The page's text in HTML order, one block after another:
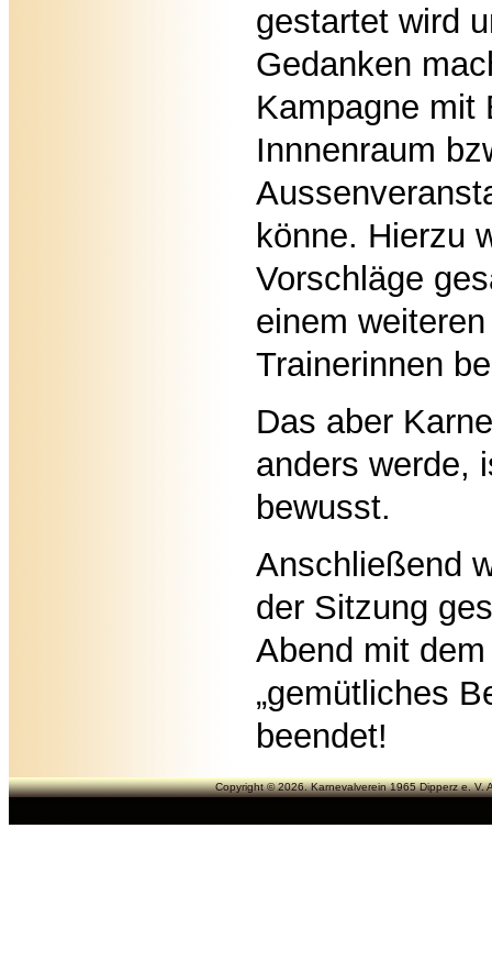
gestartet wird
Gedanken
Kampagne mit
Innnenraum
könne. Hierzu
Vorschläge
einem
Trainerinnen
Das aber
anders werde,
bewusst.
Anschließend
der Sitzung
Abend mit
„gemütliches
beendet!
Copyright © 2026. Karnevalverein 1965 Dipperz e. V.